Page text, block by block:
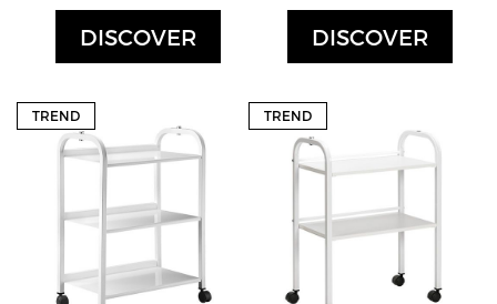
DISCOVER DISCOVER
TREND TREND